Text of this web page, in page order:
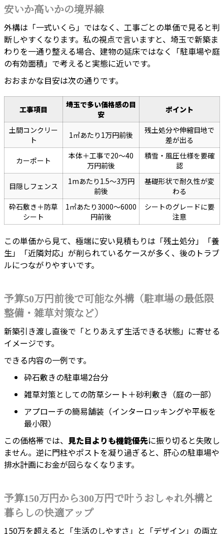
安いか高いかの境界線
外構は「一式いくら」ではなく、工事ごとの単価で見ると判
断しやすくなります。私の視点で言いますと、埼玉で新築ま
わりを一通り整える場合、建物の延床ではなく「駐車場や庭
の有効面積」で考えると実態に近いです。
おおまかな目安は次の通りです。
工事項目
埼玉で多い価格感の目
安
ポイント
土間コンクリー
ト
1㎡あたり1万円前後
残土処分や伸縮目地で
差が出る
カーポート
本体＋工事で20〜40
万円前後
積雪・風圧仕様を要確
認
目隠しフェンス
1mあたり1.5〜3万円
前後
基礎形状で耐久性が変
わる
砕石敷き＋防草
シート
1㎡あたり3000〜6000
円前後
シートのグレードに要
注意
この単価から見て、極端に安い見積もりは「残土処分」「養
生」「近隣対応」が削られているケースが多く、後のトラブ
ルにつながりやすいです。
予算50万円前後で可能な外構（駐車場の最低限
整備・雑草対策など）
新築引き渡し直後で「とりあえず生活できる状態」に寄せる
イメージです。
できる内容の一例です。
砕石敷きの駐車場2台分
雑草対策としての防草シート＋砂利敷き（庭の一部）
アプローチの簡易舗装（インターロッキングや平板を
最小限）
この価格帯では、 見た目よりも機能優先に振り切ると失敗し
ません。逆に門柱やポストを凝り過ぎると、肝心の駐車場や
排水計画にお金が回らなくなります。
予算150万円から300万円で叶うおしゃれ外構と
暮らしの快適アップ
150万を超えると「生活のしやすさ」と「デザイン」の両立